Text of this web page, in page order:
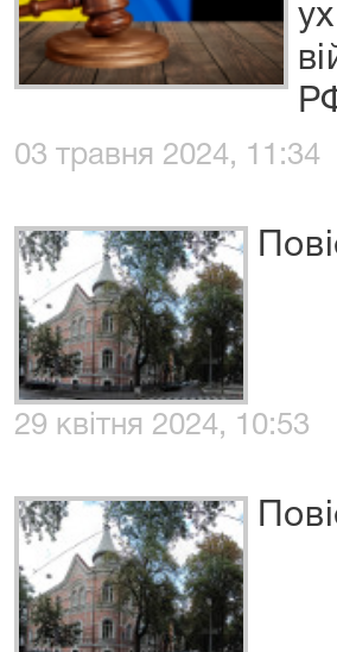
03 травня 2024, 11:34
29 квітня 2024, 10:53